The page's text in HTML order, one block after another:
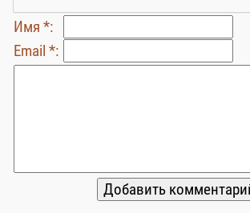
Имя *:
Email *: